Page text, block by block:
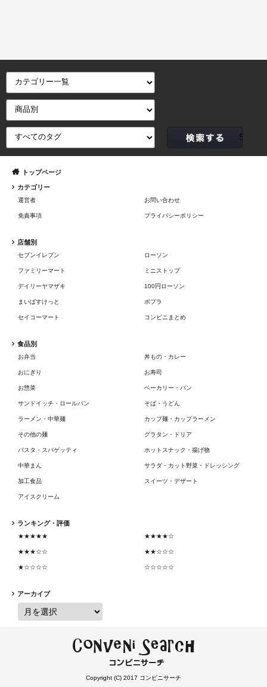
トップページ
カテゴリー
運営者 お問い合わせ
免責事項 プライバシーポリシー
店舗別
セブンイレブン ローソン
ファミリーマート ミニストップ
デイリーヤマザキ 100円ローソン
まいばすけっと ポプラ
セイコーマート コンビニまとめ
食品別
お弁当 丼もの・カレー
おにぎり お寿司
お惣菜 ベーカリー・パン
サンドイッチ・ロールパン そば・うどん
ラーメン・中華麺 カップ麺・カップラーメン
その他の麺 グラタン・ドリア
パスタ・スパゲッティ ホットスナック・揚げ物
中華まん サラダ・カット野菜・ドレッシング
加工食品 スイーツ・デザート
アイスクリーム
ランキング・評価
★★★★★ ★★★★☆
★★★☆☆ ★★☆☆☆
★☆☆☆☆ ☆☆☆☆☆
アーカイブ
Copyright (C) 2017 コンビニサーチ